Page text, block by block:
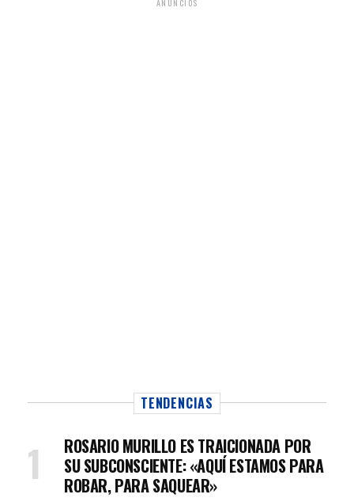
ANUNCIOS
TENDENCIAS
ROSARIO MURILLO ES TRAICIONADA POR
SU SUBCONSCIENTE: «AQUÍ ESTAMOS PARA
ROBAR, PARA SAQUEAR»